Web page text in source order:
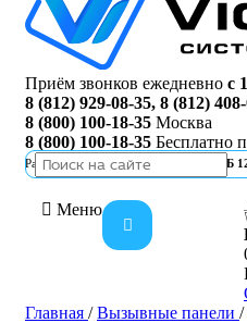
Приём звонков ежедневно с
8 (812) 929-08-35, 8 (812)
8 (800) 100-18-35 Москва
8 (800) 100-18-35 Бесплатно
Работа офисаПН-ПТ 10:00-19:00 | СБ
Меню
Главная /Вызывные панели /